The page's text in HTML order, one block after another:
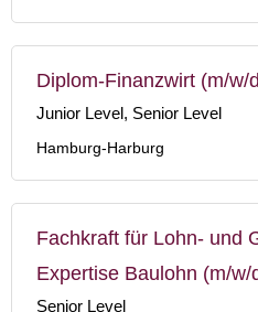
Diplom-Finanzwirt (m/w/
Junior Level, Senior Level
Hamburg-Harburg
Fachkraft für Lohn- und
Expertise Baulohn (m/w/
Senior Level